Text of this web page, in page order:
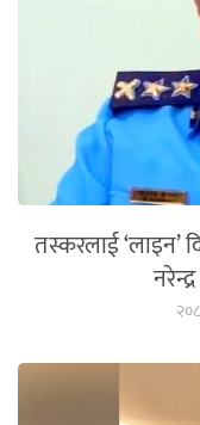
तस्करलाई ‘लाइन’